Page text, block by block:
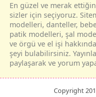
En güzel ve merak
sizler için seçiyoruz.
modelleri, danteller,
patik modelleri, şal
ve örgü ve el işi
şeyi bulabilirsiniz.
paylaşarak ve yorum
Copyright